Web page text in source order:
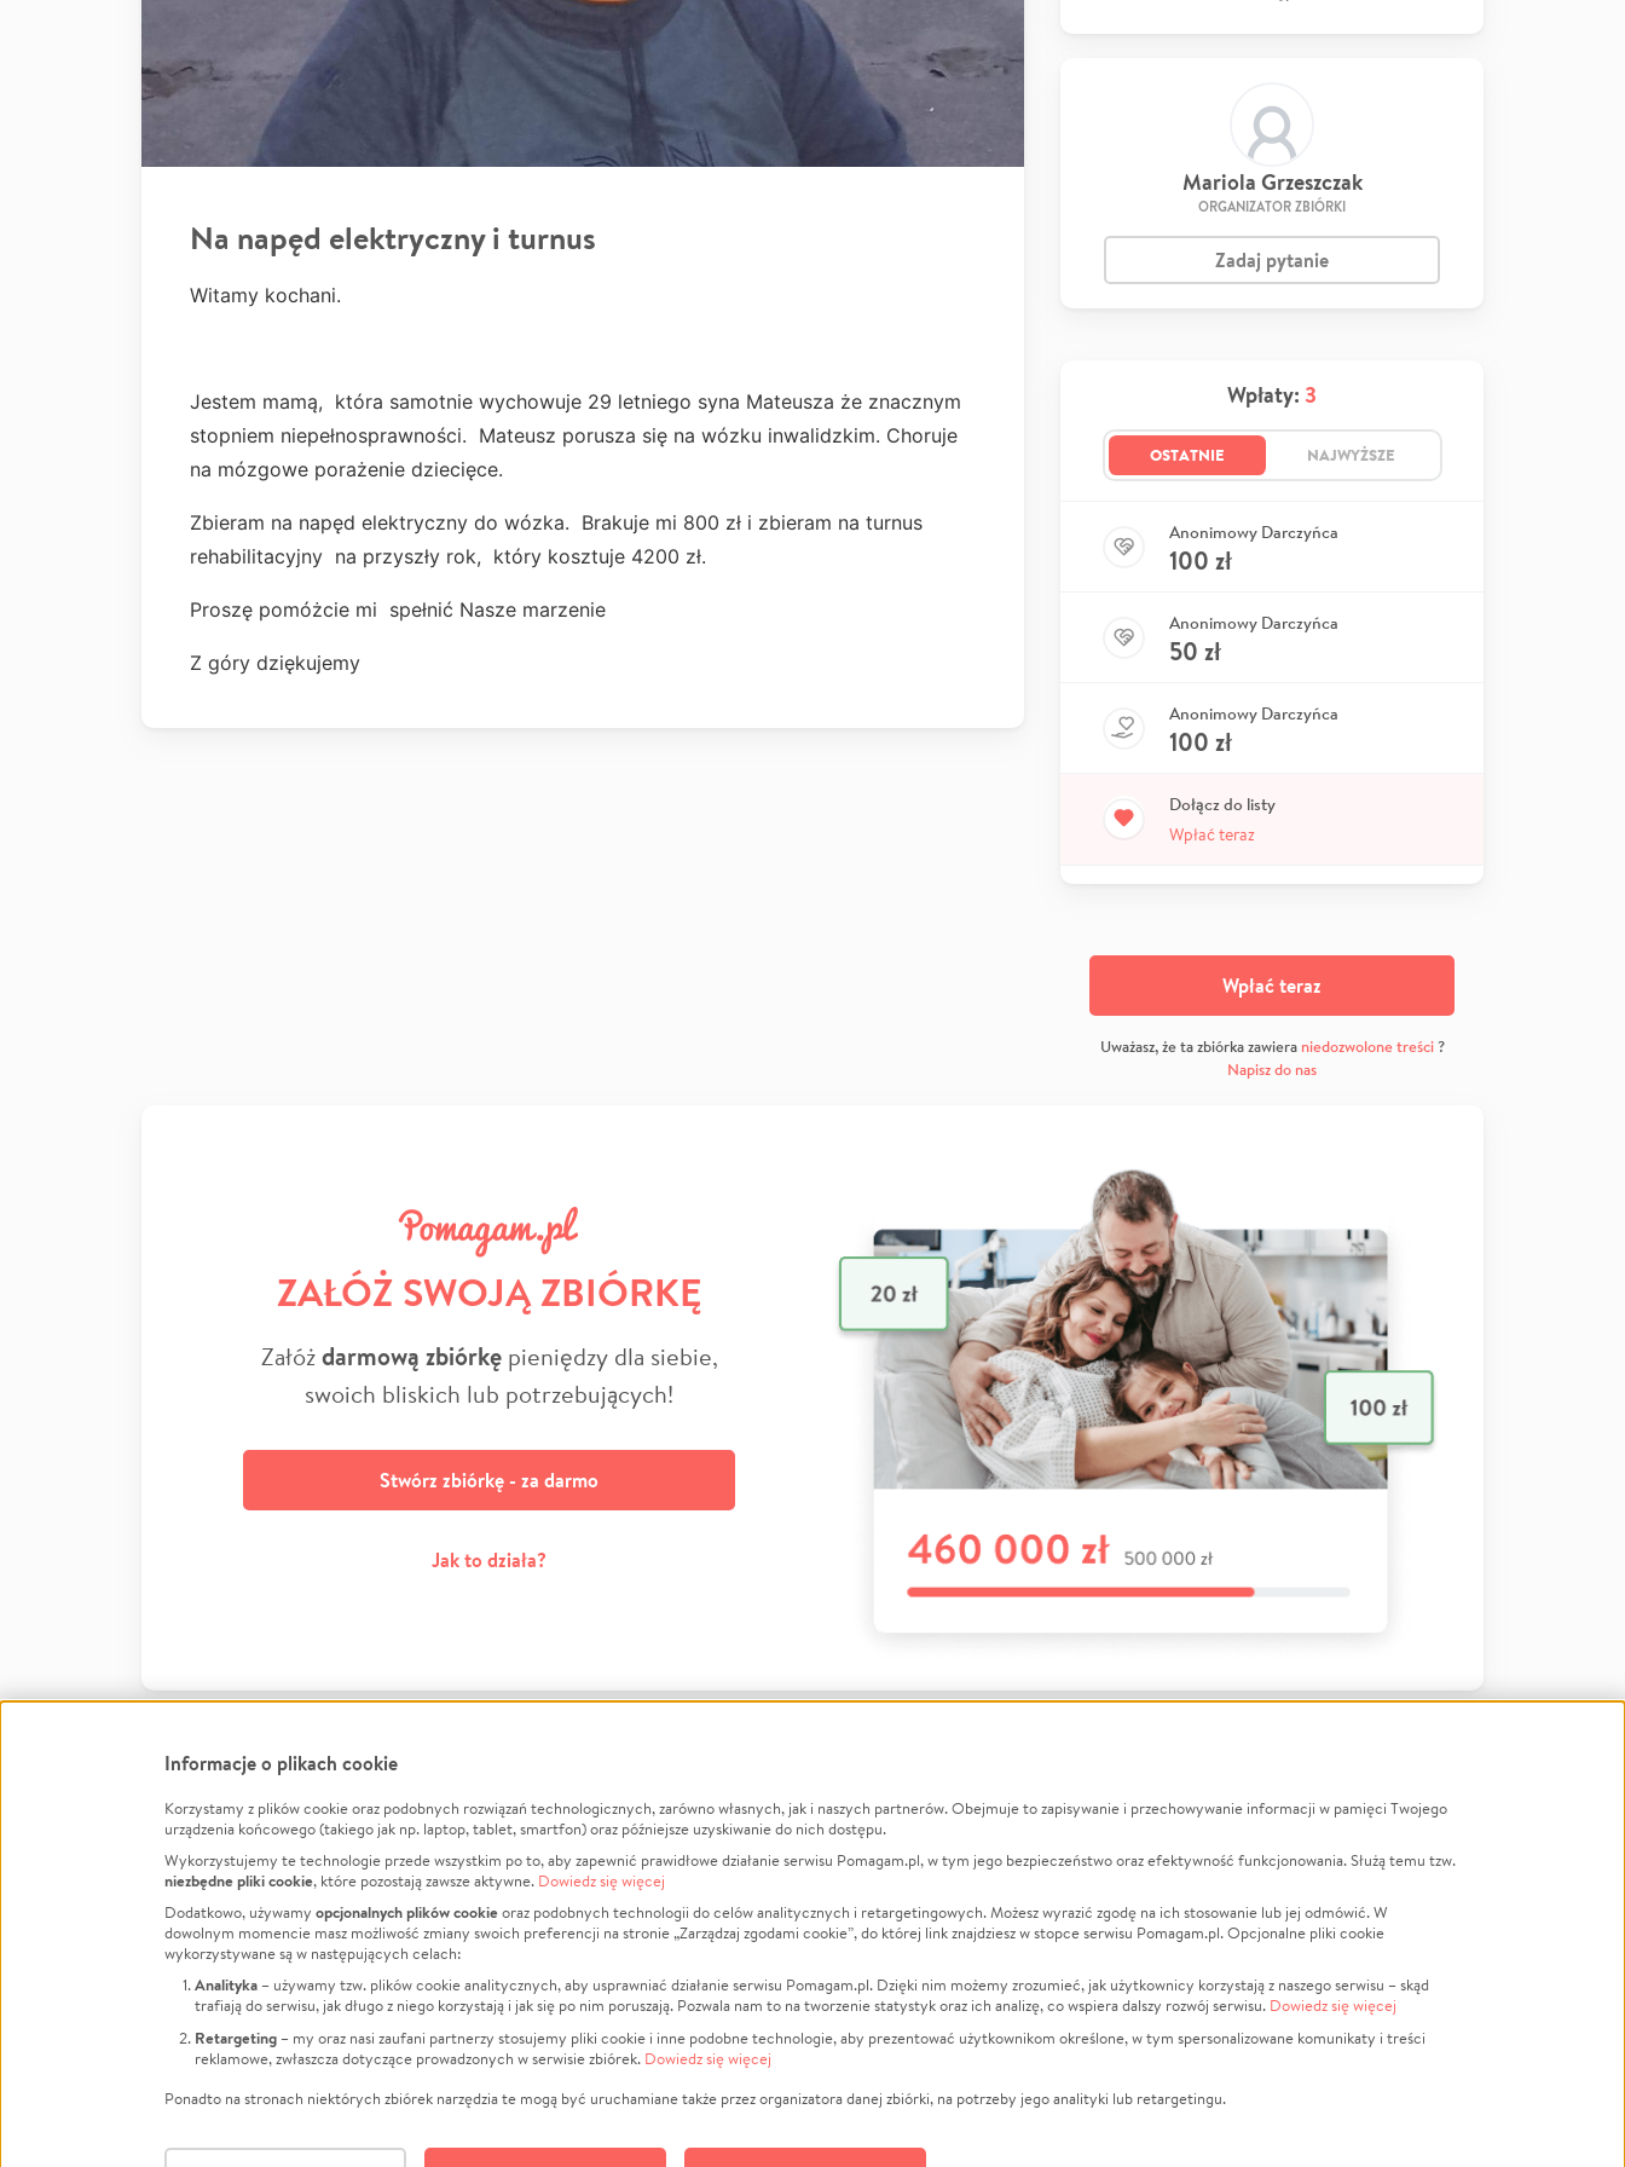
Na napęd elektryczny i turnus
Witamy kochani.
Jestem mamą, która samotnie wychowuje 29 letniego syna Mateusza że znacznym
stopniem niepełnosprawności. Mateusz porusza się na wózku inwalidzkim. Choruje
na mózgowe porażenie dziecięce.
Zbieram na napęd elektryczny do wózka. Brakuje mi 800 zł i zbieram na turnus
rehabilitacyjny na przyszły rok, który kosztuje 4200 zł.
Proszę pomóżcie mi spełnić Nasze marzenie
Z góry dziękujemy
Mariola Grzeszczak
ORGANIZATOR ZBIÓRKI
Zadaj pytanie
Wpłaty: 3
OSTATNIE NAJWYŻSZE
Anonimowy Darczyńca
100 zł
Anonimowy Darczyńca
50 zł
Anonimowy Darczyńca
100 zł
Dołącz do listy
Wpłać teraz
Wpłać teraz
Uważasz, że ta zbiórka zawiera niedozwolone treści?
Napisz do nas
ZAŁÓŻ SWOJĄ ZBIÓRKĘ
Załóżdarmową zbiórkępieniędzy dla siebie,
swoich bliskich lub potrzebujących!
Stwórz zbiórkę - za darmo
Jak to działa?
FacebookTwitter Instagram
LinkedInTikTok Youtube
Informacje
Jak to działa?
Regulamin
Polityka Prywatności
Kontakt
Porównanie serwisów
Polityka plików cookie
Zarządzaj zgodami cookie
O nas
Opinie
Raporty
Za darmo
Dla NGO
Fundacja Pomagam.pl
Zbieraj na
Leczenie
Zwierzęta
Pożar
Sport
Pomoc Finansowa
Pogrzeb
LGBTQ+
Powódź
Wichura
Religia
Edukacja
Informacje o plikach cookie
Korzystamy z plików cookie oraz podobnych rozwiązań technologicznych, zarówno własnych, jak i naszych partnerów. Obejmuje to zapisywanie i przechowywanie informacji w pamięci Twojego
urządzenia końcowego (takiego jak np. laptop, tablet, smartfon) oraz późniejsze uzyskiwanie do nich dostępu.
Wykorzystujemy te technologie przede wszystkim po to, aby zapewnić prawidłowe działanie serwisu Pomagam.pl, w tym jego bezpieczeństwo oraz efektywność funkcjonowania. Służą temu tzw.
niezbędne pliki cookie, które pozostają zawsze aktywne. Dowiedz się więcej
Dodatkowo, używamy opcjonalnych plików cookieoraz podobnych technologii do celów analitycznych i retargetingowych. Możesz wyrazić zgodę na ich stosowanie lub jej odmówić. W
dowolnym momencie masz możliwość zmiany swoich preferencji na stronie „Zarządzaj zgodami cookie”, do której link znajdziesz w stopce serwisu Pomagam.pl. Opcjonalne pliki cookie
wykorzystywane są w następujących celach:
Analityka – używamy tzw. plików cookie analitycznych, aby usprawniać działanie serwisu Pomagam.pl. Dzięki nim możemy zrozumieć, jak użytkownicy korzystają z naszego serwisu – skąd
trafiają do serwisu, jak długo z niego korzystają i jak się po nim poruszają. Pozwala nam to na tworzenie statystyk oraz ich analizę, co wspiera dalszy rozwój serwisu. Dowiedz się więcej
Retargeting – my oraz nasi zaufani partnerzy stosujemy pliki cookie i inne podobne technologie, aby prezentować użytkownikom określone, w tym spersonalizowane komunikaty i treści
reklamowe, zwłaszcza dotyczące prowadzonych w serwisie zbiórek. Dowiedz się więcej
Ponadto na stronach niektórych zbiórek narzędzia te mogą być uruchamiane także przez organizatora danej zbiórki, na potrzeby jego analityki lub retargetingu.